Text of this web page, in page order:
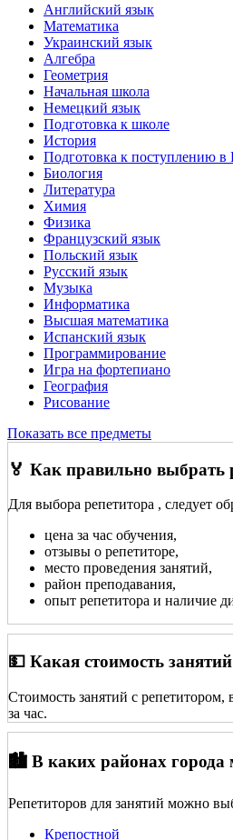
Английский язык
Математика
Украинский язык
Алгебра
Геометрия
Начальная школа
Немецкий язык
Подготовка к школе
История
Подготовка к поступлению в
Биология
Литература
Химия
Физика
Французский язык
Польский язык
Русский язык
Музыка
Информатика
Высшая математика
Испанский язык
Программирование
Игра на фортепиано
География
Рисование
Показать все предметы
🏅 Как правильно выбрать
Для выбора репетитора , следует
цена за час обучения,
отзывы о репетиторе,
место проведения занятий,
район преподавания,
опыт репетитора и наличие
💵 Какая стоимость
Стоимость занятий с репетитором,
за час.
🏙️ В каких районах города
Репетиторов для занятий можно
Крепостной